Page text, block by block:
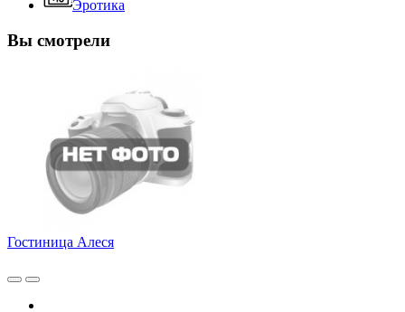
Эротика
Вы смотрели
Гостиница Алеся